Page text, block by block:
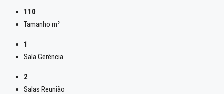
110
Tamanho m²
1
Sala Gerência
2
Salas Reunião